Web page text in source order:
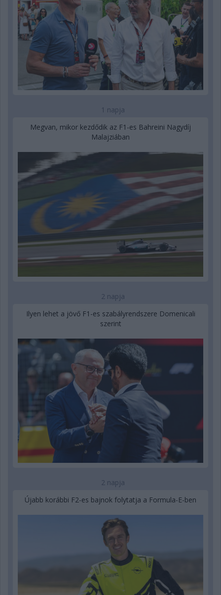
1 napja
Megvan, mikor kezdődik az F1-es Bahreini Nagydíj
Malajziában
2 napja
Ilyen lehet a jövő F1-es szabályrendszere Domenicali
szerint
2 napja
Újabb korábbi F2-es bajnok folytatja a Formula-E-ben